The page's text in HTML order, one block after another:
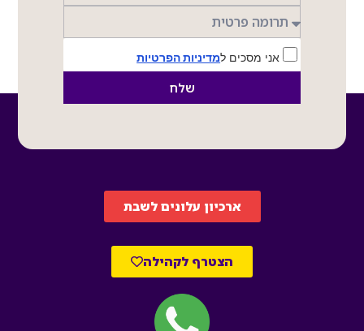
אני מסכים למדיניות הפרטיות
שלח
ארכיון עלונים לשבת
הצטרף לקהילה